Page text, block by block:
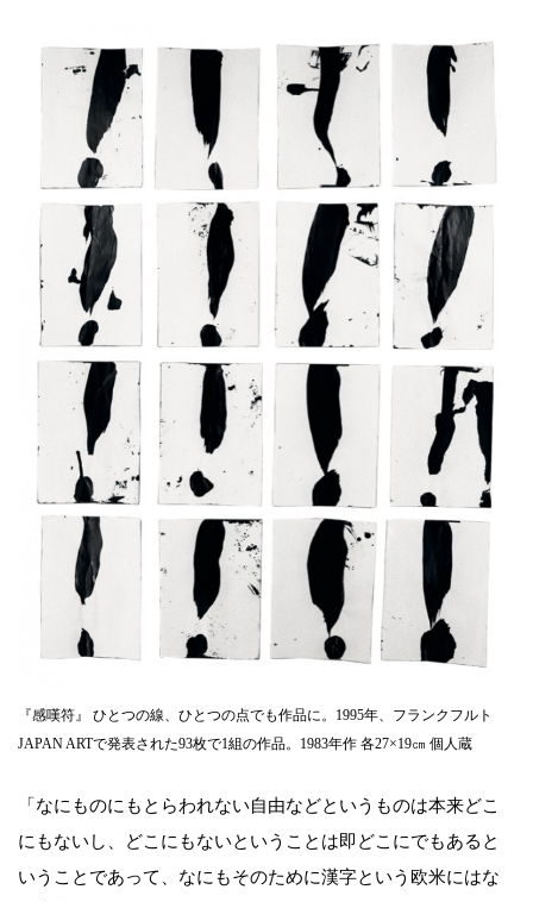
『感嘆符』 ひとつの線、ひとつの点でも作品に。1995年、フランクフルト
JAPAN ARTで発表された93枚で1組の作品。1983年作 各27×19㎝ 個人蔵
「なにものにもとらわれない自由などというものは本来どこ
にもないし、どこにもないということは即どこにでもあると
いうことであって、なにもそのために漢字という欧米にはな